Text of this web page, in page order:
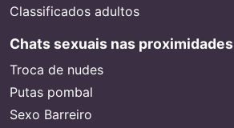
Classificados adultos
Chats sexuais nas proximidades
Troca de nudes
Putas pombal
Sexo Barreiro